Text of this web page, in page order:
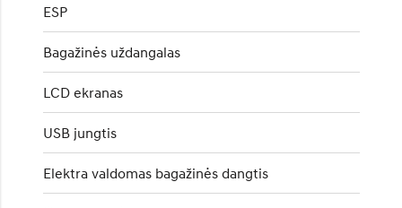
ESP
Bagažinės uždangalas
LCD ekranas
USB jungtis
Elektra valdomas bagažinės dangtis